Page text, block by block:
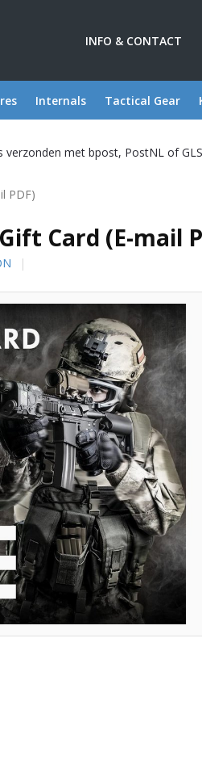
INFO & CONTACT
Internals Tactical Gear
verzonden met bpost, PostNL of GLS
PDF)
Card (E-mail